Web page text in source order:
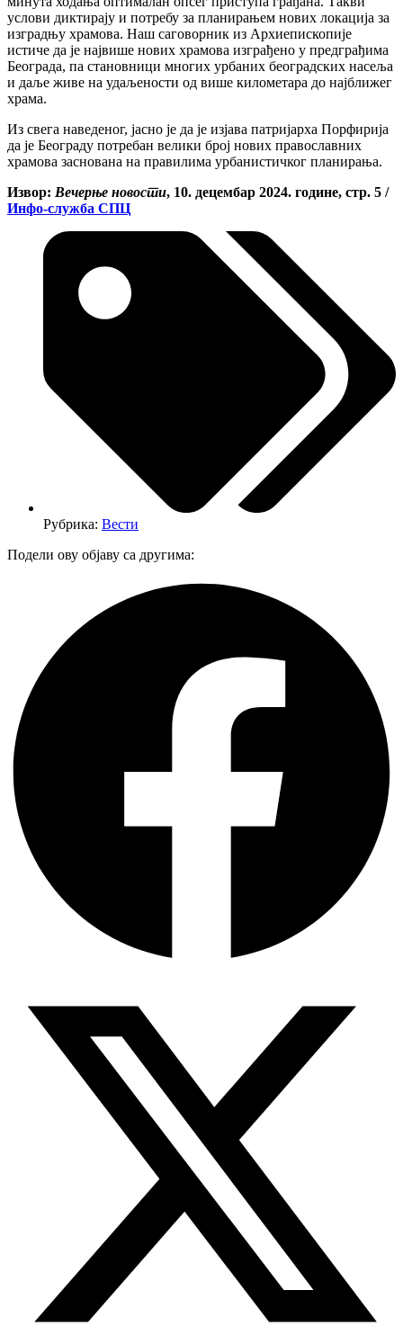
услови диктирају и потребу за планирањем нових локација за
изградњу храмова. Наш саговорник из Архиепископије
истиче да је највише нових храмова изграђено у предграђима
Београда, па становници многих урбаних београдских насеља
и даље живе на удаљености од више километара до најближег
храма.
Из свега наведеног, јасно је да је изјава патријарха Порфирија
да је Београду потребан велики број нових православних
храмова заснована на правилима урбанистичког планирања.
Извор: Вечерње новости, 10. децембар 2024. године, стр. 5 /
Инфо-служба СПЦ
Рубрика: Вести
Подели ову објаву са другима: